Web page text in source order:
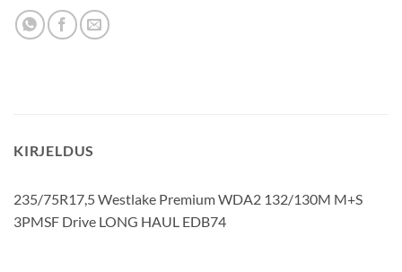
KIRJELDUS
235/75R17,5 Westlake Premium WDA2 132/130M M+S
3PMSF Drive LONG HAUL EDB74